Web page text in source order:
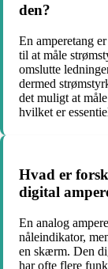
den?
En amperetang
til at måle
omslutte
dermed
det muligt at
hvilket er
Hvad er
digital
En analog
nåleindikator,
en skærm. Den
har ofte flere